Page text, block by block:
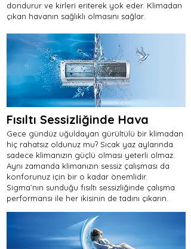
dondurur ve kirleri eriterek yok eder. Klimadan
çıkan havanın sağlıklı olmasını sağlar.
Fısıltı Sessizliğinde Hava
Gece gündüz uğuldayan gürültülü bir klimadan
hiç rahatsız oldunuz mu? Sıcak yaz aylarında
sadece klimanızın güçlü olması yeterli olmaz.
Aynı zamanda klimanızın sessiz çalışması da
konforunuz için bir o kadar önemlidir.
Sigma’nın sunduğu fısıltı sessizliğinde çalışma
performansı ile her ikisinin de tadını çıkarın.